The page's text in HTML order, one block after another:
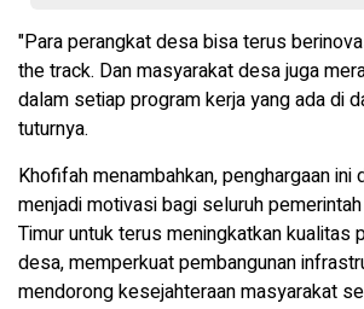
"Para perangkat desa bisa terus
the track. Dan masyarakat desa juga
dalam setiap program kerja yang ada di
tuturnya.
Khofifah menambahkan, penghargaan ini
menjadi motivasi bagi seluruh
Timur untuk terus meningkatkan kualitas
desa, memperkuat pembangunan
mendorong kesejahteraan masyarakat